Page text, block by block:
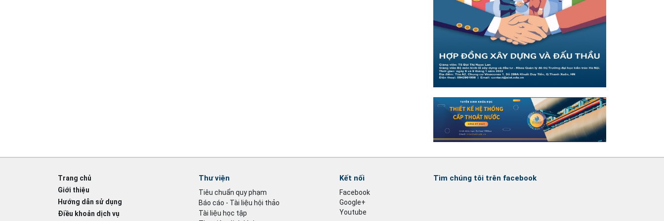
Trang chủ
Giới thiệu
Hướng dẫn sử dụng
Điều khoản dịch vụ
Thư viện
Tiêu chuẩn quy phạm
Báo cáo - Tài liệu hội thảo
Tài liệu học tập
Kết nối
Facebook
Google+
Youtube
Tìm chúng tôi trên facebook